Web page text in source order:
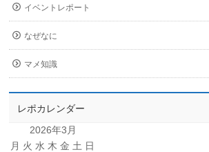
イベントレポート
なぜなに
マメ知識
レポカレンダー
2026年3月
月 火 水 木 金 土 日